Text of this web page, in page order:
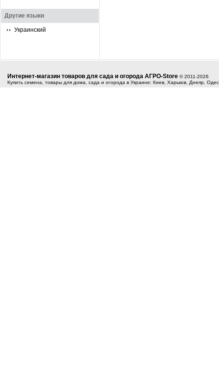
Другие языки
Украинский
Интернет-магазин товаров для сада и огорода АГРО-Store © 2011-2026
Купить семена, товары для дома, сада и огорода в Украине: Киев, Харьков, Днепр,